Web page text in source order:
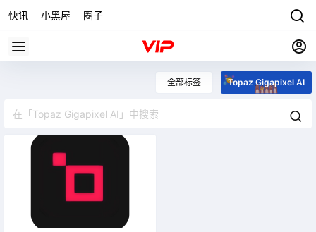
快讯 小黑屋 圈子
全部标签 Topaz Gigapixel AI